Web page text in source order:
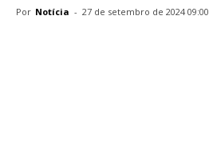
Por Notícia - 27 de setembro de 2024 09:00